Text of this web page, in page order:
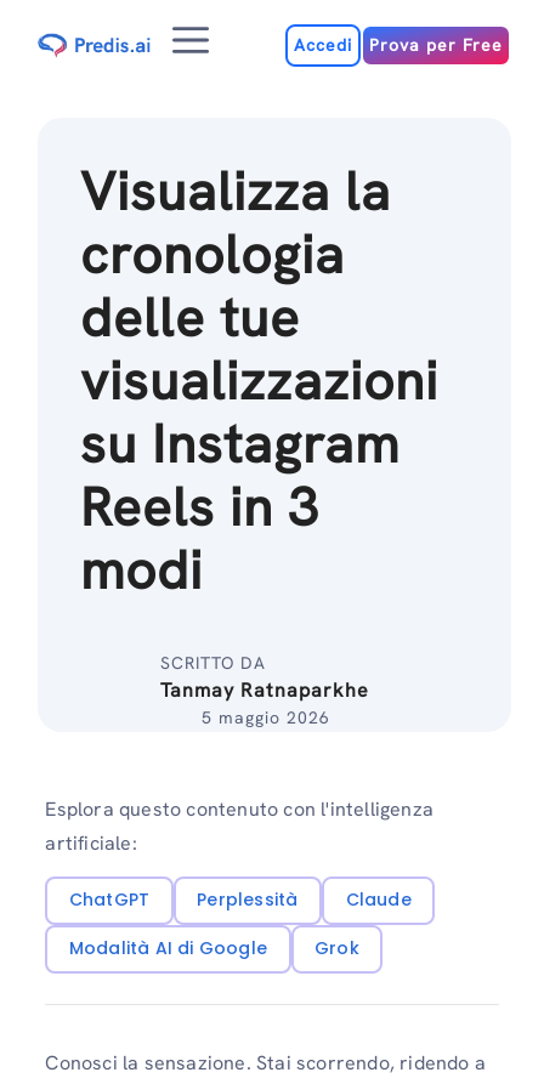
MenuAccedi Prova per Free
Visualizza la
cronologia
delle tue
visualizzazioni
su Instagram
Reels in 3
modi
SCRITTO DA
Tanmay Ratnaparkhe
5 maggio 2026
Esplora questo contenuto con l'intelligenza
artificiale:
ChatGPT Perplessità
Claude
Modalità AI di Google
Grok
Conosci la sensazione. Stai scorrendo, ridendo a